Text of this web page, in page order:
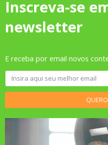
Inscreva-se
newsletter
E receba por email novos